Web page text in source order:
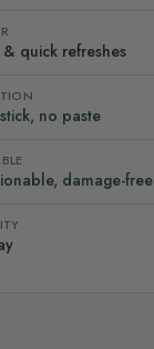
& quick refreshes
no paste
damage-free